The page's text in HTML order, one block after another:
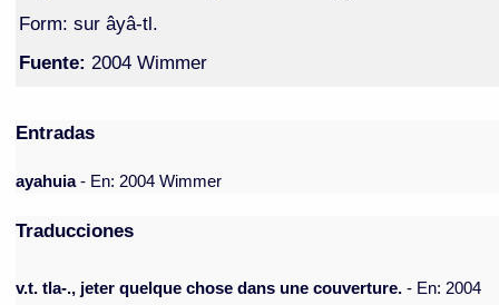
Form: sur âyâ-tl.
Fuente: 2004 Wimmer
Entradas
ayahuia- En: 2004 Wimmer
Traducciones
v.t. tla-., jeter quelque chose dans une couverture. - En: 2004